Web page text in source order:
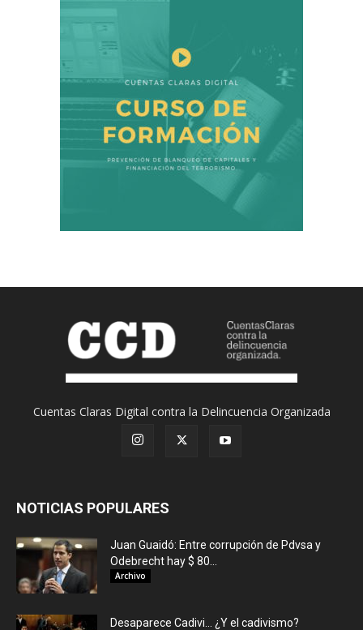
Cuentas Claras Digital contra la Delincuencia Organizada
NOTICIAS POPULARES
Juan Guaidó: Entre corrupción de Pdvsa y
Odebrecht hay $ 80...
Archivo
Desaparece Cadivi… ¿Y el cadivismo?